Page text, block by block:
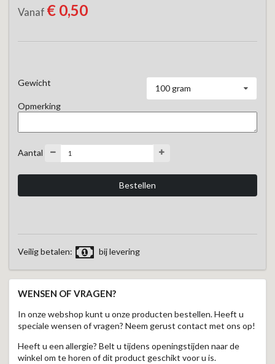
Vanaf € 0,50
Gewicht
100 gram
Opmerking
Aantal
Veilig betalen: bij levering
WENSEN OF VRAGEN?
In onze webshop kunt u onze producten bestellen. Heeft u
speciale wensen of vragen? Neem gerust contact met ons op!
Heeft u een allergie? Belt u tijdens openingstijden naar de
winkel om te horen of dit product geschikt voor u is.